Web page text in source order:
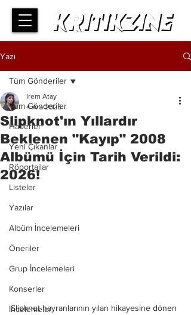
Yazı
Tüm Gönderiler
Haberler
Yeni Çıkanlar
Röportajlar
Listeler
Yazılar
Albüm İncelemeleri
Öneriler
Grup İncelemeleri
Konserler
İncelemeler
Tüm Gönderiler
Slipknot'ın Yıllardır
Beklenen "Kayıp" 2008
Albümü İçin Tarih Verildi:
2026!
Irem Atay
4 Ara 2025
Slipknot hayranlarının yılan hikayesine dönen